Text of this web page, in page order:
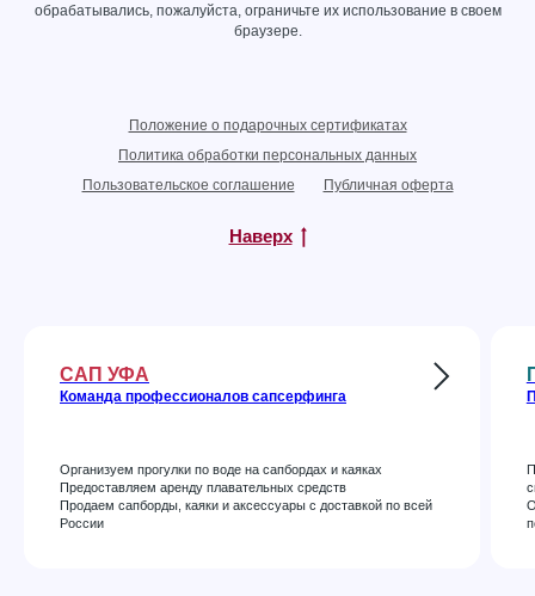
обрабатывались, пожалуйста, ограничьте их использование в своем
браузере.
Положение о подарочных сертификатах
Политика обработки персональных данных
Пользовательское соглашение
Публичная оферта
Наверх
САП УФА
Команда профессионалов сапсерфинга
Организуем прогулки по воде на сапбордах и каяках
Предоставляем аренду плавательных средств
Продаем сапборды, каяки и аксессуары с доставкой по всей
России